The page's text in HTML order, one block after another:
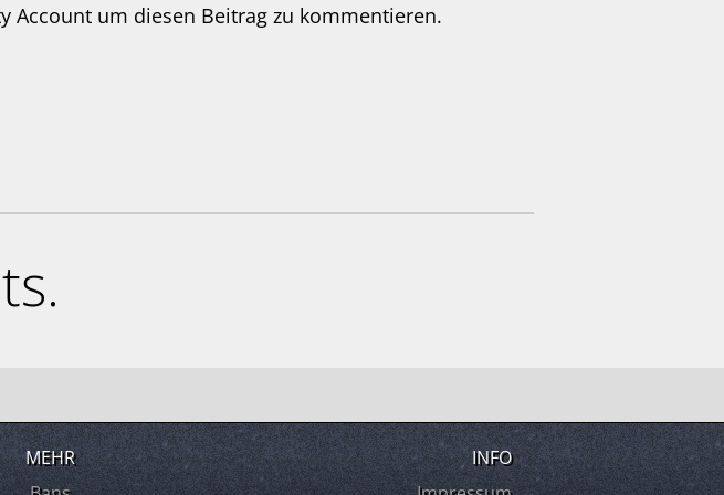
Account um diesen Beitrag zu kommentieren.
MEHR
INFO